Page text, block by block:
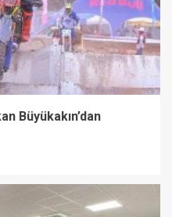
Büyükakın’dan